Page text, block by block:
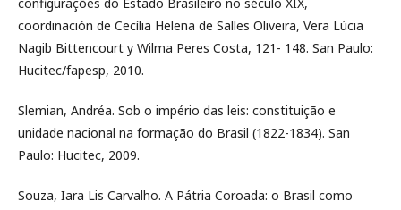
coordinación de Cecília Helena de Salles Oliveira, Vera Lúcia
Nagib Bittencourt y Wilma Peres Costa, 121- 148. San Paulo:
Hucitec/fapesp, 2010.
Slemian, Andréa. Sob o império das leis: constituição e
unidade nacional na formação do Brasil (1822-1834). San
Paulo: Hucitec, 2009.
Souza, Iara Lis Carvalho. A Pátria Coroada: o Brasil como